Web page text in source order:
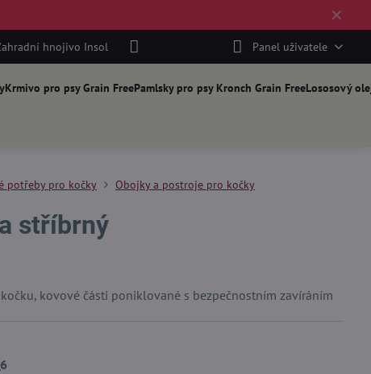
✕
hnojivo Insol Panel uživatele
Krmivo pro psy Grain FreePamlsky pro psy Kronch Grain FreeLososový
potřeby pro kočky Obojky a postroje pro kočky
stříbrný
kovové části poniklované s bezpečnostním zavíráním